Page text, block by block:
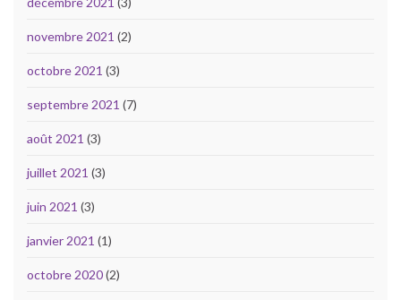
novembre 2021 (2)
octobre 2021 (3)
septembre 2021 (7)
août 2021 (3)
juillet 2021 (3)
juin 2021 (3)
janvier 2021 (1)
octobre 2020(2)